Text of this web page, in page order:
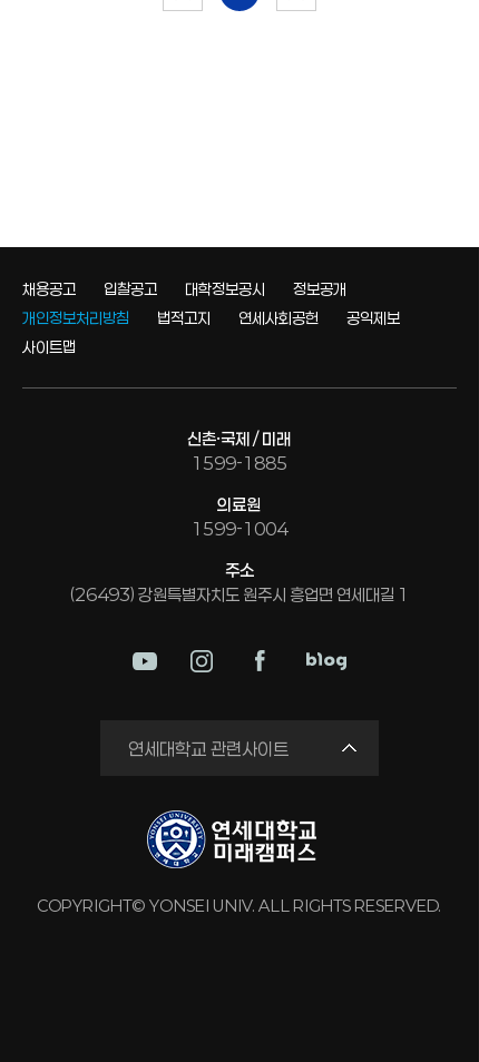
채용공고 입찰공고 대학정보공시
정보공개
개인정보처리방침
법적고지 연세사회공헌
공익제보
사이트맵
신촌·국제 / 미래
1599-1885
의료원
1599-1004
주소
(26493) 강원특별자치도 원주시 흥업면 연세대길 1
COPYRIGHT© YONSEI UNIV. ALL RIGHTS RESERVED.
연세대학교 관련사이트
미래평생교육원
연구실 안전관리시스템
세브란스병원
강남세브란스병원